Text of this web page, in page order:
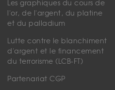
Les graphiques du cours de
l'or, de l'argent, du platine
et du palladium
Lutte contre le blanchiment
d'argent et le financement
du terrorisme (LCB-FT)
Partenariat CGP